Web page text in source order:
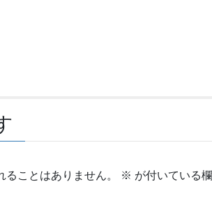
ことはありません。 ※ が付いている